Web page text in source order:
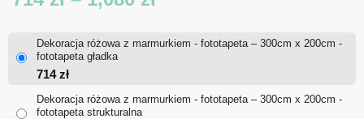
714 zł
Dekoracja różowa z marmurkiem - fototapeta – 300cm x 200cm -
fototapeta gładka
714zł
Dekoracja różowa z marmurkiem - fototapeta – 300cm x 200cm -
fototapeta strukturalna